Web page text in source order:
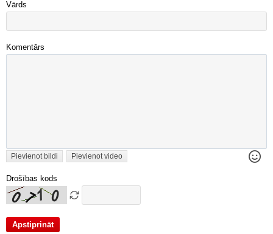
Vārds
Komentārs
Pievienot bildi Pievienot video
Drošības kods